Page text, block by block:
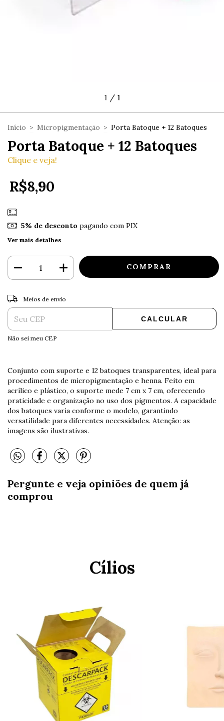
1 / 1
Início > Micropigmentação > Porta Batoque + 12 Batoques
Porta Batoque + 12 Batoques
Clique e veja!
R$8,90
5% de desconto pagando com PIX
Ver mais detalhes
Entregas para o CEP:
Meios de envio
CALCULAR
Não sei meu CEP
Conjunto com suporte e 12 batoques transparentes, ideal para
procedimentos de micropigmentação e henna. Feito em
acrílico e plástico, o suporte mede 7 cm x 7 cm, oferecendo
praticidade e organização no uso dos pigmentos. A capacidade
dos batoques varia conforme o modelo, garantindo
versatilidade para diferentes necessidades. Atenção: as
imagens são ilustrativas.
Pergunte e veja opiniões de quem já
comprou
Cílios